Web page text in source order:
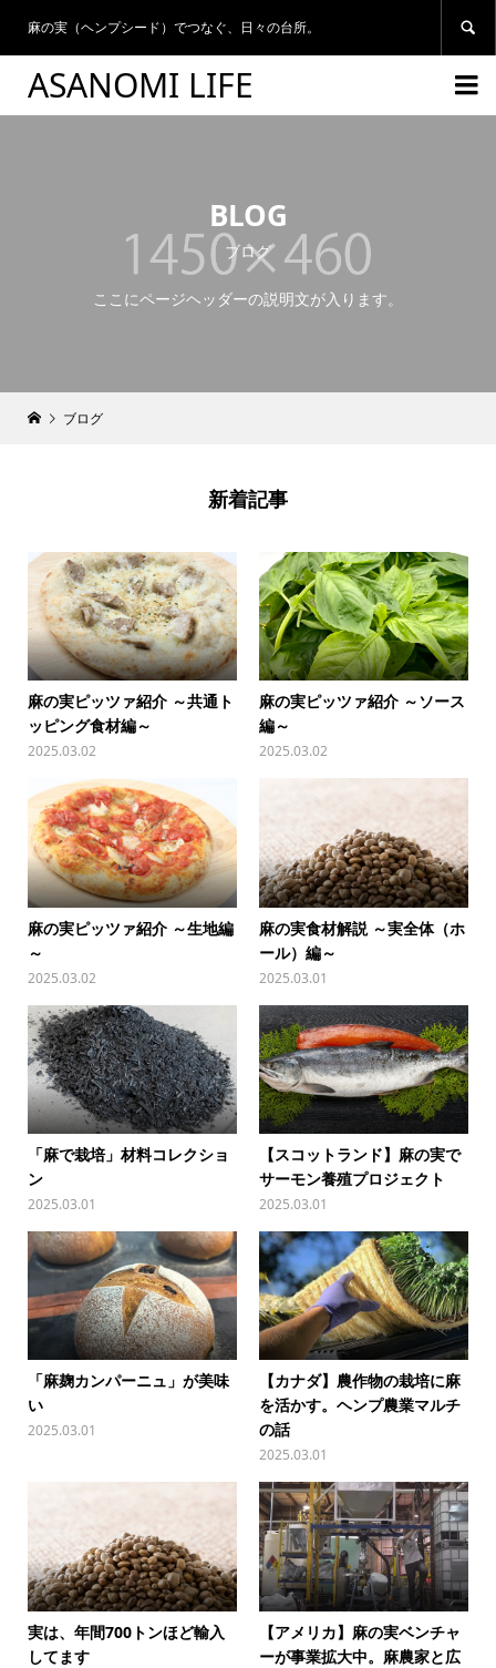
麻の実（ヘンプシード）でつなぐ、日々の台所。 
ASANOMI LIFE 
BLOG
ブログ
ここにページヘッダーの説明文が入ります。
ブログ
新着記事
麻の実ピッツァ紹介 ～共通ト
ッピング食材編～
2025.03.02
麻の実ピッツァ紹介 ～ソース
編～
2025.03.02
麻の実ピッツァ紹介 ～生地編
～
2025.03.02
麻の実食材解説 ～実全体（ホ
ール）編～
2025.03.01
「麻で栽培」材料コレクショ
ン
2025.03.01
【スコットランド】麻の実で
サーモン養殖プロジェクト
2025.03.01
「麻麹カンパーニュ」が美味
い
2025.03.01
【カナダ】農作物の栽培に麻
を活かす。ヘンプ農業マルチ
の話
2025.03.01
実は、年間700トンほど輸入
してます
【アメリカ】麻の実ベンチャ
ーが事業拡大中。麻農家と広